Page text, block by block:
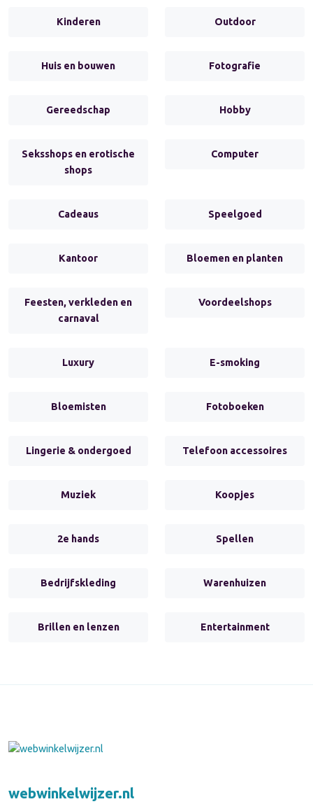
Kinderen Outdoor
Huis en bouwen Fotografie
Gereedschap Hobby
Seksshops en erotische
shops
Computer
Cadeaus Speelgoed
Kantoor Bloemen en planten
Feesten, verkleden en
carnaval
Voordeelshops
Luxury E-smoking
Bloemisten Fotoboeken
Lingerie & ondergoed Telefoon accessoires
Muziek Koopjes
2e hands Spellen
Bedrijfskleding Warenhuizen
Brillen en lenzen Entertainment
webwinkelwijzer.nl